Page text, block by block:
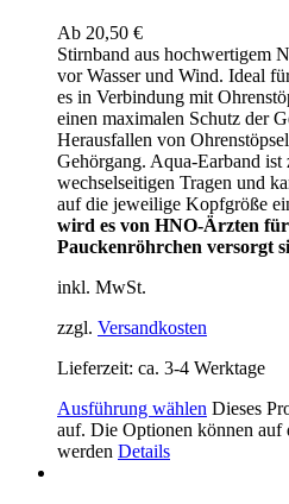
Ab 20,50 €
Stirnband aus hochwertigem
vor Wasser und Wind. Ideal
es in Verbindung mit
einen maximalen Schutz der
Herausfallen von
Gehörgang. Aqua-Earband
wechselseitigen Tragen und
auf die jeweilige Kopfgröße
wird es von HNO-Ärzten
Pauckenröhrchen versorgt
inkl. MwSt.
zzgl. Versandkosten
Lieferzeit: ca. 3-4 Werktage
Ausführung wählen Dieses
auf. Die Optionen können auf
werden Details